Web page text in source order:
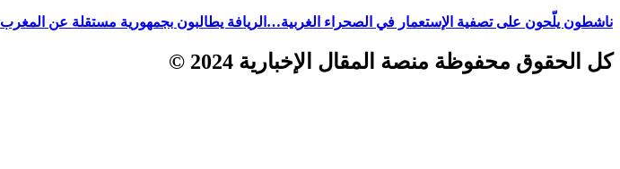
ناشطون يلّحون على تصفية الإستعمار في الصحراء الغربية…الريافة يطالبون بجمهورية مستقلة عن المغرب
كل الحقوق محفوظة منصة المقال الإخبارية 2024 ©